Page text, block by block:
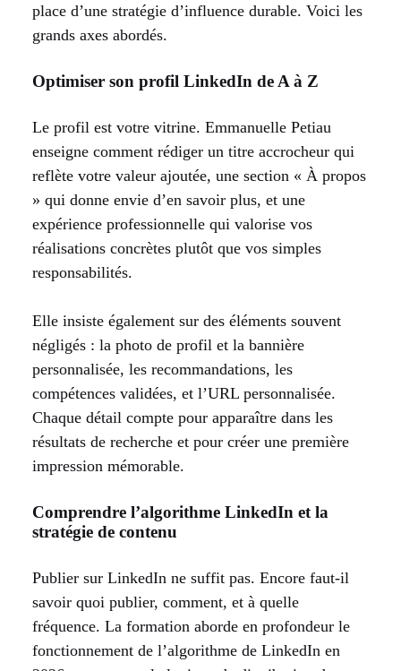
place d’une stratégie d’influence durable. Voici les
grands axes abordés.
Optimiser son profil LinkedIn de A à Z
Le profil est votre vitrine. Emmanuelle Petiau
enseigne comment rédiger un titre accrocheur qui
reflète votre valeur ajoutée, une section « À propos
» qui donne envie d’en savoir plus, et une
expérience professionnelle qui valorise vos
réalisations concrètes plutôt que vos simples
responsabilités.
Elle insiste également sur des éléments souvent
négligés : la photo de profil et la bannière
personnalisée, les recommandations, les
compétences validées, et l’URL personnalisée.
Chaque détail compte pour apparaître dans les
résultats de recherche et pour créer une première
impression mémorable.
Comprendre l’algorithme LinkedIn et la
stratégie de contenu
Publier sur LinkedIn ne suffit pas. Encore faut-il
savoir quoi publier, comment, et à quelle
fréquence. La formation aborde en profondeur le
fonctionnement de l’algorithme de LinkedIn en